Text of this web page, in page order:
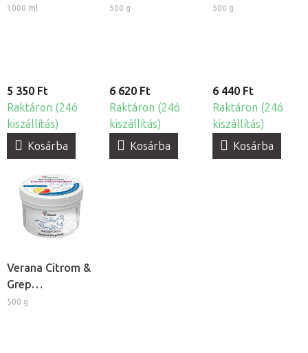
gélpakolás
1000 ml
5 350 Ft
Raktáron (24ó
kiszállítás)
Kosárba
masszázskrém
500 g
6 620 Ft
Raktáron (24ó
kiszállítás)
Kosárba
masszázskrém
500 g
6 440 Ft
Raktáron (24ó
kiszállítás)
Kosárba
Verana Citrom &
Grep
masszázskrém
500 g